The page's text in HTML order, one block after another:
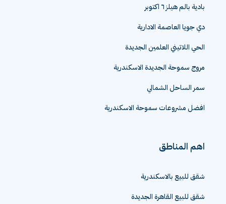
بادية بالم هيلز ٦ اكتوبر
دي جويا العاصمة الادارية
الحي اللاتيني العلمين الجديدة
مروج سموحة الجديدة الاسكندرية
سمر الساحل الشمالي
افضل مشروعات سموحة الاسكندرية
اهم المناطق
شقق للبيع بالاسكندرية
شقق للبيع القاهرة الجديدة